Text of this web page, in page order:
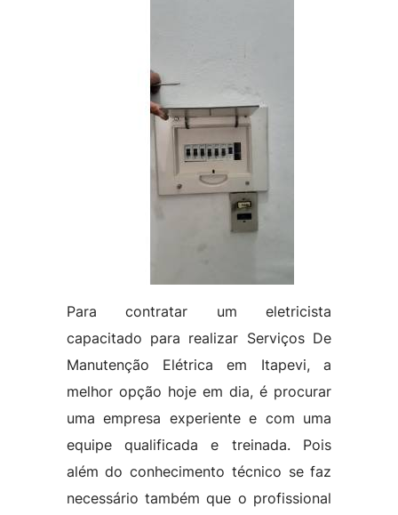
Para contratar um eletricista
capacitado para realizar Serviços De
Manutenção Elétrica em Itapevi, a
melhor opção hoje em dia, é procurar
uma empresa experiente e com uma
equipe qualificada e treinada. Pois
além do conhecimento técnico se faz
necessário também que o profissional